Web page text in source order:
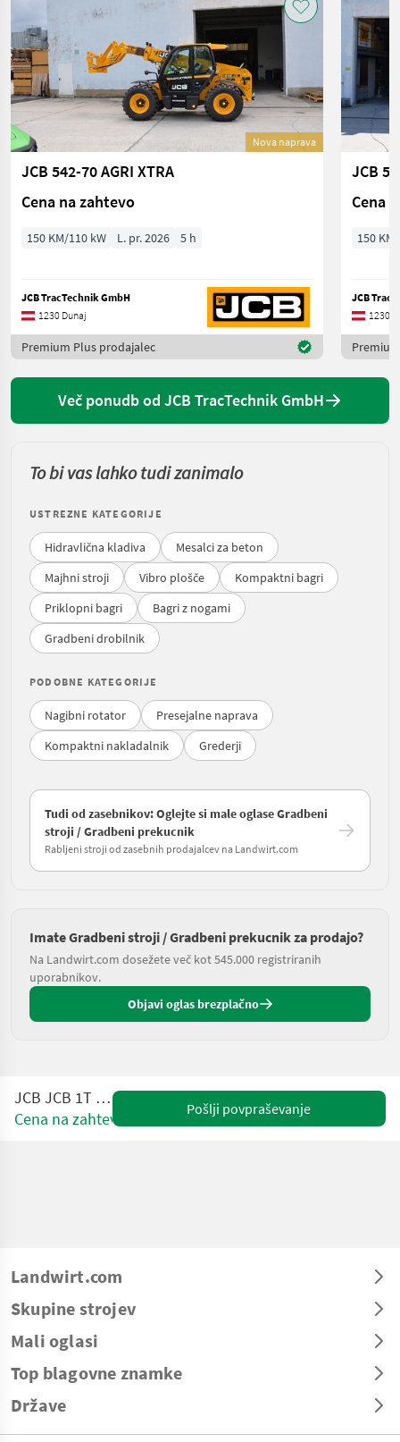
Nova naprava
JCB 542-70 AGRI XTRA
Cena na zahtevo
150 KM/110 kW L. pr. 2026 5 h
JCB TracTechnik GmbH
1230 Dunaj
Premium Plus prodajalec
JCB
Cena
150
JCB
1230
Več ponudb od JCB TracTechnik GmbH
To bi vas lahko tudi zanimalo
USTREZNE KATEGORIJE
Hidravlična kladiva
Mesalci za beton
Majhni stroji
Vibro plošče
Kompaktni bagri
Priklopni bagri
Bagri z nogami
Gradbeni drobilnik
PODOBNE KATEGORIJE
Nagibni rotator
Presejalne naprava
Kompaktni nakladalnik
Grederji
Tudi od zasebnikov: Oglejte si male oglase Gradbeni
stroji / Gradbeni prekucnik
Rabljeni stroji od zasebnih prodajalcev na Landwirt.com
Imate Gradbeni stroji / Gradbeni prekucnik za prodajo?
Na Landwirt.com dosežete več kot 545.000 registriranih
uporabnikov.
Objavi oglas brezplačno
JCB JCB 1T Dumper
Cena na zahtevo
Pošlji povpraševanje
Landwirt.com
Skupine strojev
Mali oglasi
Top blagovne znamke
Države